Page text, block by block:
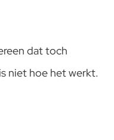
dat toch
niet hoe het werkt.